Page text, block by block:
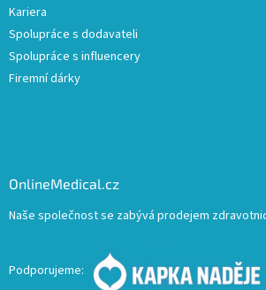
Kariera
Spolupráce s dodavateli
Spolupráce s influencery
Firemní dárky
OnlineMedical.cz
Naše společnost se zabývá prodejem
Podporujeme: